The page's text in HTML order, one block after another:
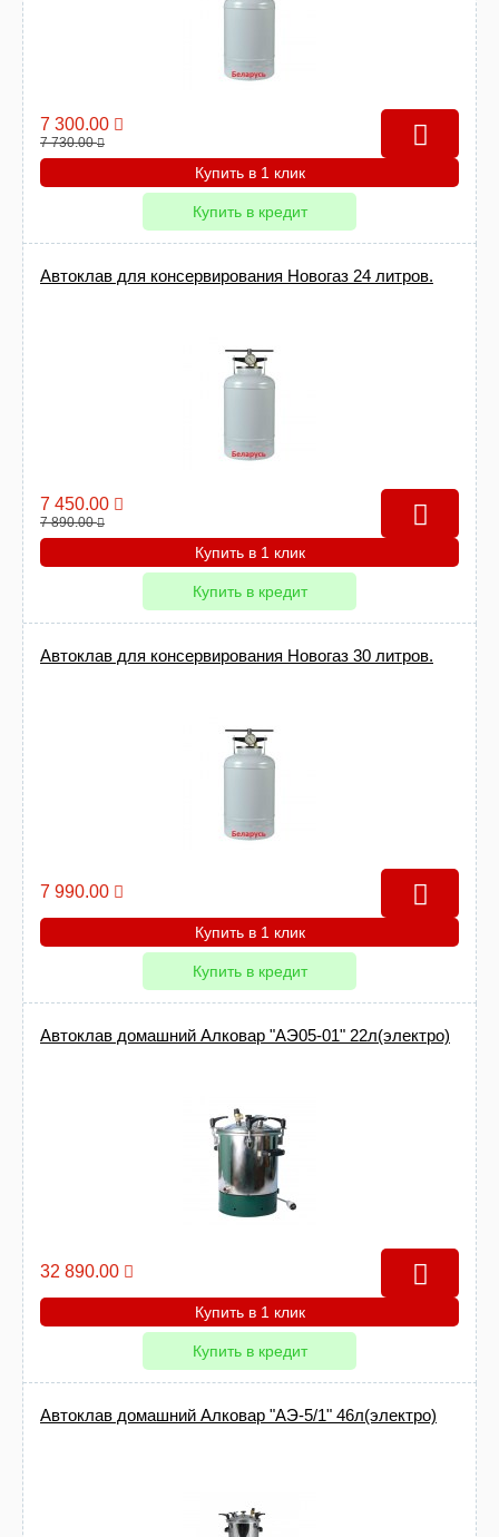
7 300.00
7 730.00
Купить в 1 клик
Купить в кредит
Автоклав для консервирования Новогаз 24 литров.
7 450.00
7 890.00
Купить в 1 клик
Купить в кредит
Автоклав для консервирования Новогаз 30 литров.
7 990.00
Купить в 1 клик
Купить в кредит
Автоклав домашний Алковар "АЭ05-01" 22л(электро)
32 890.00
Купить в 1 клик
Купить в кредит
Автоклав домашний Алковар "АЭ-5/1" 46л(электро)